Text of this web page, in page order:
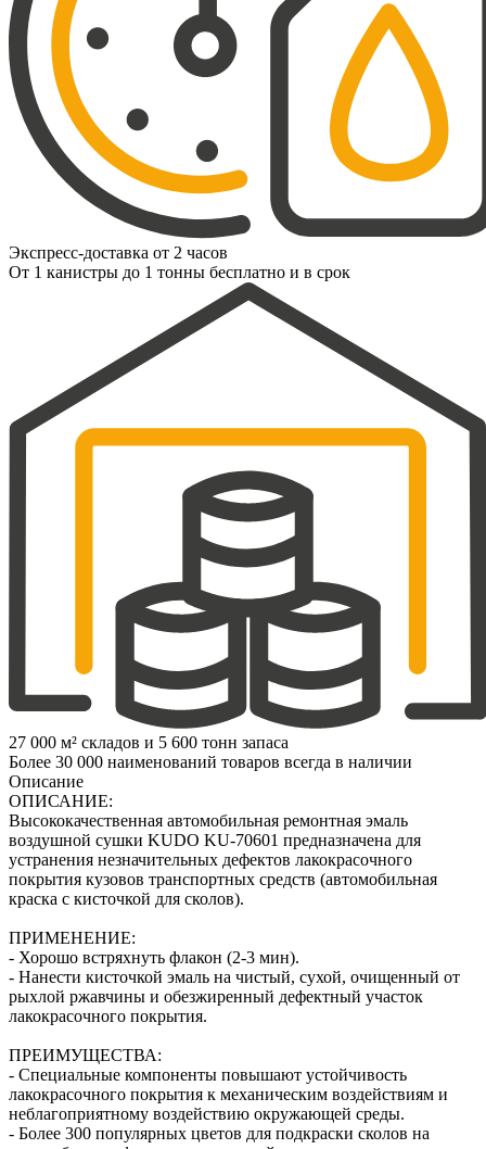
Экспресс-доставка от 2 часов
От 1 канистры до 1 тонны бесплатно и в срок
27 000 м² складов и 5 600 тонн запаса
Более 30 000 наименований товаров всегда в наличии
Описание
ОПИСАНИЕ:
Высококачественная автомобильная ремонтная эмаль
воздушной сушки KUDO KU-70601 предназначена для
устранения незначительных дефектов лакокрасочного
покрытия кузовов транспортных средств (автомобильная
краска с кисточкой для сколов).
ПРИМЕНЕНИЕ:
- Хорошо встряхнуть флакон (2‑3 мин).
- Нанести кисточкой эмаль на чистый, сухой, очищенный от
рыхлой ржавчины и обезжиренный дефектный участок
лакокрасочного покрытия.
ПРЕИМУЩЕСТВА:
- Специальные компоненты повышают устойчивость
лакокрасочного покрытия к механическим воздействиям и
неблагоприятному воздействию окружающей среды.
- Более 300 популярных цветов для подкраски сколов на